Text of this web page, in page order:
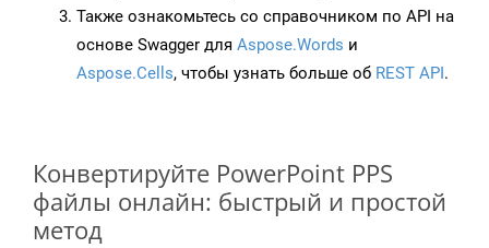
Также ознакомьтесь со справочником по API на
основе Swagger для Aspose.Words и
Aspose.Cells, чтобы узнать больше об REST API.
Конвертируйте PowerPoint PPS
файлы онлайн: быстрый и простой
метод